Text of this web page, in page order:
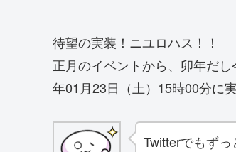
待望の実装！ニユロハス！！
正月のイベントから、卯年だ
年01月23日（土）15時00分に
Twitterでもず